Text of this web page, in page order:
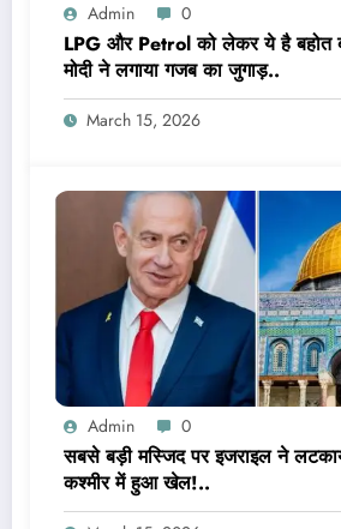
Admin 0
LPG और Petrol को लेकर ये है बहोत
मोदी ने लगाया गजब का जुगाड़..
March 15, 2026
Admin 0
सबसे बड़ी मस्जिद पर इजराइल ने
कश्मीर में हुआ खेल!..